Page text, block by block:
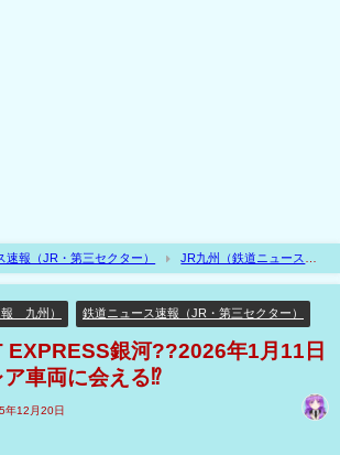
速報（JR・第三セクター）
JR九州（鉄道ニュース速
EXPRESS銀河??2026年1月11日運転！下関でレア車両
九州）
鉄道ニュース速報（JR・第三セクター）
EXPRESS銀河??2026年1月11日
車両に会える⁉
年12月20日